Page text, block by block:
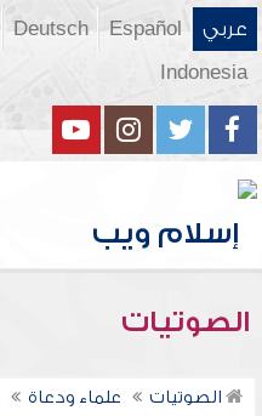
عربي Español
Deutsch
Indonesia
الصوتيات
الصوتيات علماء ودعاة